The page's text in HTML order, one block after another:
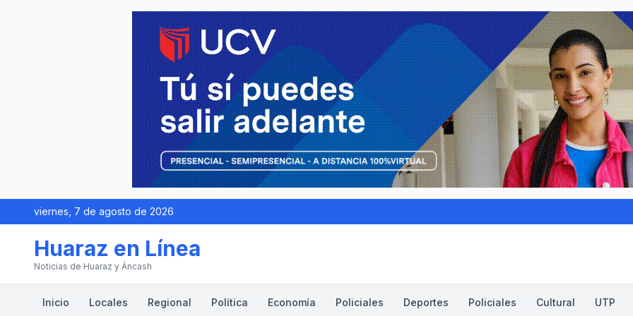
viernes, 7 de agosto de 2026
Huaraz en Línea
Noticias de Huaraz y Áncash
Inicio Locales Regional Política Economía Policiales Deportes Policiales Cultural UTP